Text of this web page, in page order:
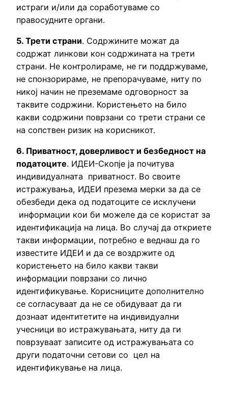
истраги и/или да соработуваме со
правосудните органи.
5. Трети страни. Содржините можат да
содржат линкови кон содржината на трети
страни. Не контролираме, не ги поддржуваме,
не спонзорираме, не препорачуваме, ниту по
никој начин не преземаме одговорност за
таквите содржини. Користењето на било
какви содржини поврзани со трети страни се
на сопствен ризик на корисникот.
6. Приватност, доверливост и безбедност на
податоците. ИДЕИ-Скопје ја почитува
индивидуалната приватност. Во своите
истражувања, ИДЕИ презема мерки за да се
обезбеди дека од податоците се исклучени
информации кои би можеле да се користат за
идентификација на лица. Во случај да откриете
такви информации, потребно е веднаш да го
известите ИДЕИ и да се воздржите од
користењето на било какви такви
информации поврзани со лично
идентификување. Корисниците дополнително
се согласуваат да не се обидуваат да ги
дознаат идентитетите на индивидуални
учесници во истражувањата, ниту да ги
поврзуваат записите од истражувањата со
други податочни сетови со цел на
идентификување на лица.